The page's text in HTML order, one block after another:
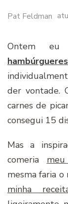
Pat Feldman
Ontem eu
der vontade.
carnes de
consegui 15
Mas a
comeria
mesma faria
minha